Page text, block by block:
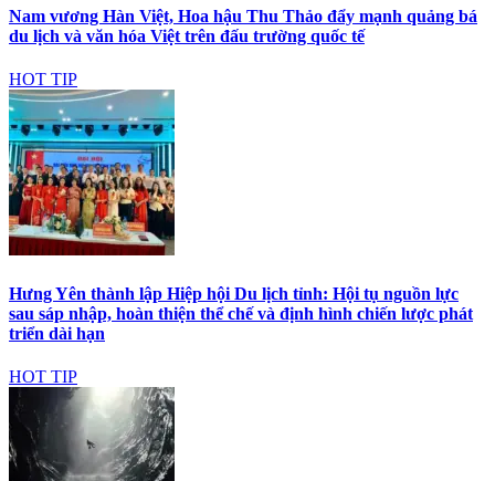
Nam vương Hàn Việt, Hoa hậu Thu Thảo đẩy mạnh quảng bá
du lịch và văn hóa Việt trên đấu trường quốc tế
HOT TIP
Hưng Yên thành lập Hiệp hội Du lịch tỉnh: Hội tụ nguồn lực
sau sáp nhập, hoàn thiện thể chế và định hình chiến lược phát
triển dài hạn
HOT TIP